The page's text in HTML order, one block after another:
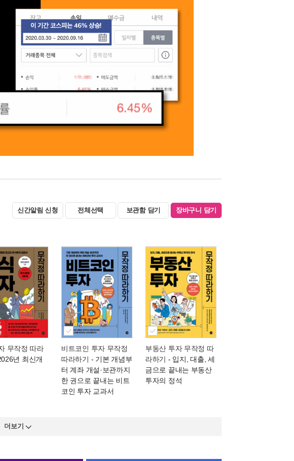
신간알림 신청 전체선택 보관함 담기 장바구니 담기
무작정 따라
년 최신개
비트코인 투자 무작정
따라하기 - 기본 개념부
터 계좌 개설·보관까지
한 권으로 끝내는 비트
코인 투자 교과서
부동산 투자 무작정 따
라하기 - 입지, 대출, 세
금으로 끝내는 부동산
투자의 정석
더보기